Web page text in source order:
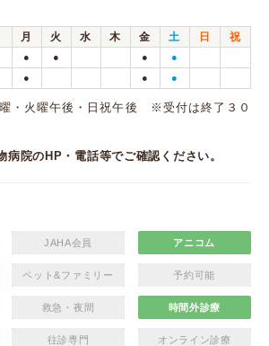
月 火 水 木 金 土 日
祝
● ● ● ●
● ● ●
・火曜午後・日祝午後 ※受付は終了３０
病院のHP・電話等でご確認ください。
JAHA会員 アニコム
ペット&ファミリー 予約可能
救急・夜間 時間外診療
往診専門 オンライン診療